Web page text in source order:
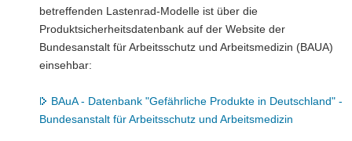
betreffenden Lastenrad-Modelle ist über die
Produktsicherheitsdatenbank auf der Website der
Bundesanstalt für Arbeitsschutz und Arbeitsmedizin (BAUA)
einsehbar:
BAuA - Datenbank "Gefährliche Produkte in Deutschland" -
Bundesanstalt für Arbeitsschutz und Arbeitsmedizin